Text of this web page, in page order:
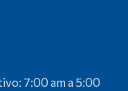
7:00 am a 5:00